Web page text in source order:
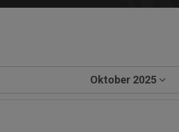
Oktober 2025